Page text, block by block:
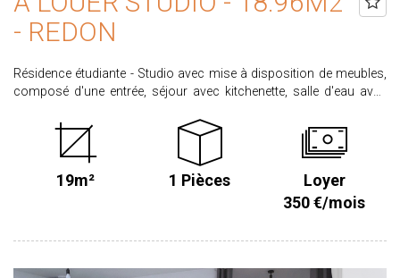
- REDON
Résidence étudiante - Studio avec mise à disposition de meubles,
composé d'une entrée, séjour avec kitchenette, salle d'eau avec
sur charges entretien des parties communes et taxe ordures
ménagères). Honoraires locataire 208.56 € dont 56.88€ pour état
des lieux d'entrée. Dépôt de garantie : 320.00€. CLASSE ENERGIE : C
CLASSE CLIMAT: A Retrouvez l'ensemble de nos biens sur
19m² 1 Pièces
Loyer
350 €/mois